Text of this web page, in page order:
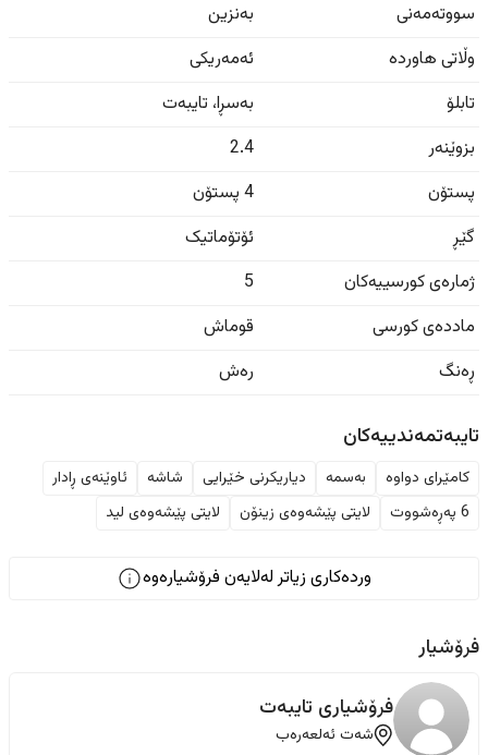
سووتەمەنی
بەنزین
وڵاتی هاوردە
ئەمەریکی
تابلۆ
بەسڕا، تایبەت
بزوێنەر
2.4
پستۆن
4 پستۆن
گێڕ
ئۆتۆماتیک
ژمارەی کورسییەکان
5
ماددەی کورسی
قوماش
ڕەنگ
رەش
تایبەتمەندییەکان
کامێرای دواوە بەسمە دیاریکرنی خێرایی شاشە
ئاوێنەی ڕادار
6 پەڕەشووت
لایتی پێشەوەی زینۆن لایتی پێشەوەی لید
وردەکاری زیاتر لەلایەن فرۆشیارەوە
فرۆشیار
فرۆشیاری تایبەت
شەت ئەلعەرەب